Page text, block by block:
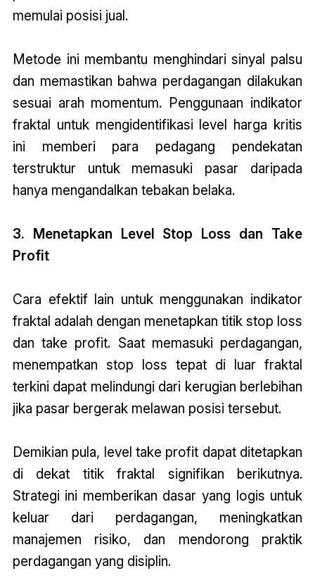
memulai posisi jual.
Metode ini membantu menghindari sinyal palsu
dan memastikan bahwa perdagangan dilakukan
sesuai arah momentum. Penggunaan indikator
fraktal untuk mengidentifikasi level harga kritis
ini memberi para pedagang pendekatan
terstruktur untuk memasuki pasar daripada
hanya mengandalkan tebakan belaka.
3. Menetapkan Level Stop Loss dan Take
Profit
Cara efektif lain untuk menggunakan indikator
fraktal adalah dengan menetapkan titik stop loss
dan take profit. Saat memasuki perdagangan,
menempatkan stop loss tepat di luar fraktal
terkini dapat melindungi dari kerugian berlebihan
jika pasar bergerak melawan posisi tersebut.
Demikian pula, level take profit dapat ditetapkan
di dekat titik fraktal signifikan berikutnya.
Strategi ini memberikan dasar yang logis untuk
keluar dari perdagangan, meningkatkan
manajemen risiko, dan mendorong praktik
perdagangan yang disiplin.